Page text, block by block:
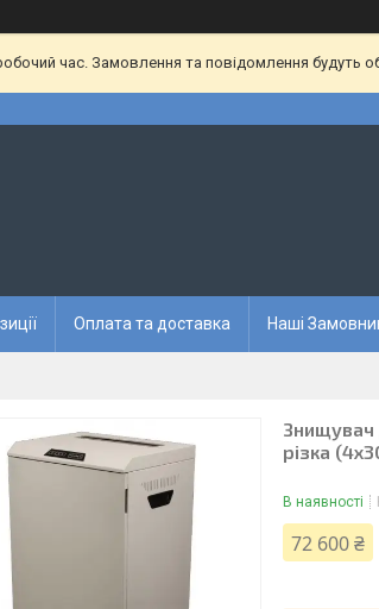
час. Замовлення та повідомлення будуть
Оплата та доставка Наші
Знищувач
різка
В наявності
72 600 ₴